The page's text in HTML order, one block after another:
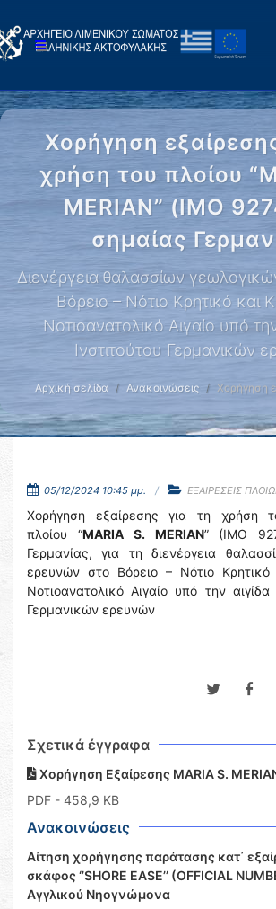
Χορήγηση
χρήση του πλοίου
MERIAN” (IMO
σημαίας
Διενέργεια θαλασσίων
Βόρειο – Νότιο Κρητικό και
Νοτιοανατολικό Αιγαίο υπό
Ινστιτούτου Γερμανικών
Αρχική σελίδα Ανακοινώσεις Χορήγηση
05/12/2024 10:45 μμ. ΕΞΑΙΡΕΣΕΙΣ
Χορήγηση εξαίρεσης για τη χρήση
πλοίου “MARIA S. MERIAN” (IMO
Γερμανίας, για τη διενέργεια
ερευνών στο Βόρειο – Νότιο Κρητικό
Νοτιοανατολικό Αιγαίο υπό την αιγίδα
Γερμανικών ερευνών
Σχετικά έγγραφα
Χορήγηση Εξαίρεσης MARIA S.
PDF - 458,9 KB
Ανακοινώσεις
Αίτηση χορήγησης παράτασης κατ΄
σκάφος ‘’SHORE EASE’’ (OFFICIAL
Αγγλικού Νηογνώμονα